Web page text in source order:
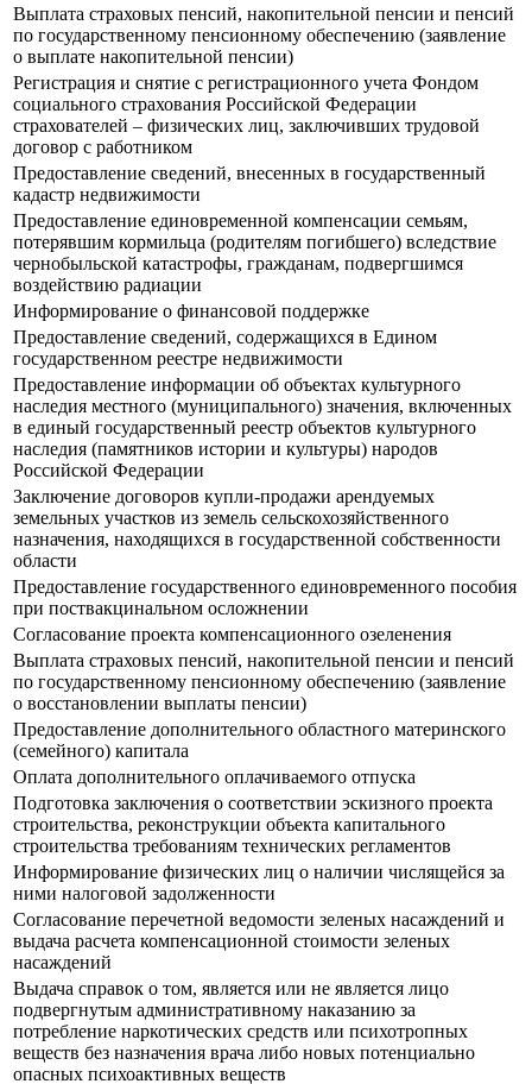
Выплата страховых пенсий, накопительной пенсии и пенсий
по государственному пенсионному обеспечению (заявление
о выплате накопительной пенсии)
Регистрация и снятие с регистрационного учета Фондом
социального страхования Российской Федерации
страхователей – физических лиц, заключивших трудовой
договор с работником
Предоставление сведений, внесенных в государственный
кадастр недвижимости
Предоставление единовременной компенсации семьям,
потерявшим кормильца (родителям погибшего) вследствие
чернобыльской катастрофы, гражданам, подвергшимся
воздействию радиации
Информирование о финансовой поддержке
Предоставление сведений, содержащихся в Едином
государственном реестре недвижимости
Предоставление информации об объектах культурного
наследия местного (муниципального) значения, включенных
в единый государственный реестр объектов культурного
наследия (памятников истории и культуры) народов
Российской Федерации
Заключение договоров купли-продажи арендуемых
земельных участков из земель сельскохозяйственного
назначения, находящихся в государственной собственности
области
Предоставление государственного единовременного пособия
при поствакцинальном осложнении
Согласование проекта компенсационного озеленения
Выплата страховых пенсий, накопительной пенсии и пенсий
по государственному пенсионному обеспечению (заявление
о восстановлении выплаты пенсии)
Предоставление дополнительного областного материнского
(семейного) капитала
Оплата дополнительного оплачиваемого отпуска
Подготовка заключения о соответствии эскизного проекта
строительства, реконструкции объекта капитального
строительства требованиям технических регламентов
Информирование физических лиц о наличии числящейся за
ними налоговой задолженности
Согласование перечетной ведомости зеленых насаждений и
выдача расчета компенсационной стоимости зеленых
насаждений
Выдача справок о том, является или не является лицо
подвергнутым административному наказанию за
потребление наркотических средств или психотропных
веществ без назначения врача либо новых потенциально
опасных психоактивных веществ